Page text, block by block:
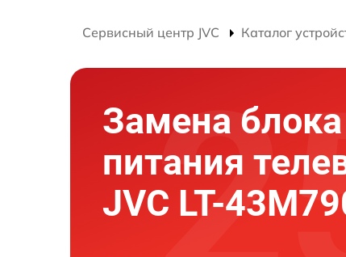
Сервисный центр JVC Каталог
Замена блока
питания
JVC LT-